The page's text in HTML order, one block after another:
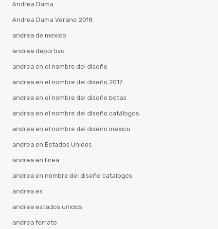
Andrea Dama
Andrea Dama Verano 2018
andrea de mexico
andrea deportivo
andrea en el nombre del diseño
andrea en el nombre del diseño 2017
andrea en el nombre del diseño botas
andrea en el nombre del diseño catálogos
andrea en el nombre del diseño mexico
andrea en Estados Unidos
andrea en linea
andrea en nombre del diseño catalogos
andrea es
andrea estados unidos
andrea ferrato